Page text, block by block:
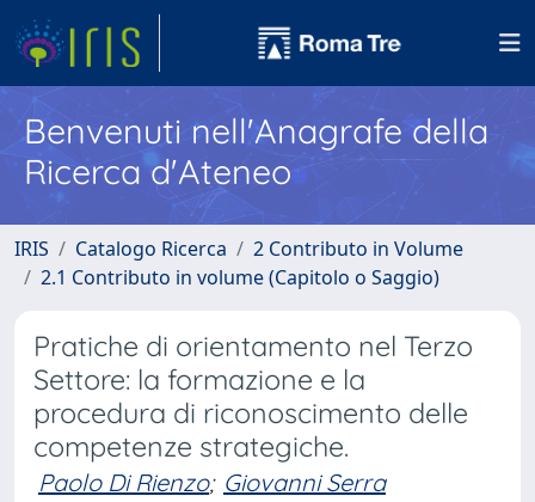
Benvenuti nell'Anagrafe della
Ricerca d'Ateneo
IRIS Catalogo Ricerca
2 Contributo in Volume
2.1 Contributo in volume (Capitolo o Saggio)
Pratiche di orientamento nel Terzo
Settore: la formazione e la
procedura di riconoscimento delle
competenze strategiche.
Paolo Di Rienzo; Giovanni Serra